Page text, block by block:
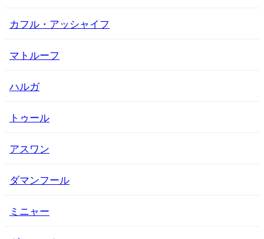
カフル・アッシャイフ
マトルーフ
ハルガ
トゥール
アスワン
ダマンフール
ミニャー